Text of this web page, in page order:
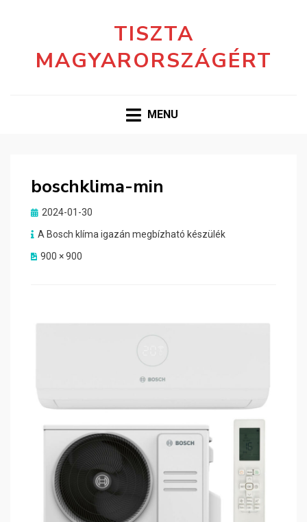
TISZTA
MAGYARORSZÁGÉRT
MENU
boschklima-min
Posted
2024-01-30
A Bosch klíma igazán megbízható készülék
900 × 900